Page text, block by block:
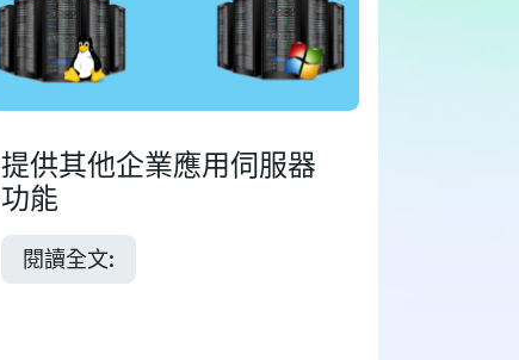
提供其他企業應用伺服器
功能
閱讀全文: